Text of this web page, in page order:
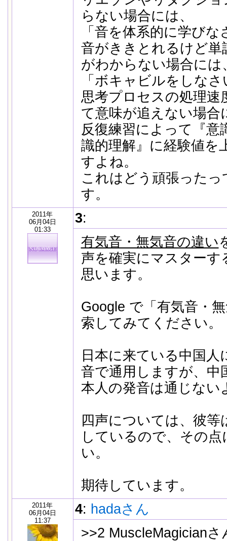
らない場合には、
「音を体系的に学び
音がききとれるけど
がわからない場合には
「ボキャビルをしな
思考プロセスの処理速
て意味が追えない場合
反復練習によって『意
識的理解』に経験値を
すよね。
これはどう頑張った
す。
2011年
06月04日
01:33
3:
有気音・無気音の違い
声を確実にマスターす
思います。
Google で「有気音・
索してみてください。
日本に来ている中国人
音で通用しますが、中
本人の発音は通じない
四声については、彼
しているので、その
い。
期待しています。
2011年
06月04日
11:37
4: hadaさん
>>2 MuscleMagicianさ